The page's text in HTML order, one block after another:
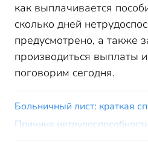
как выплачивается
сколько дней
предусмотрено, а также
производиться выплаты
поговорим сегодня.
Больничный лист: краткая
Причина